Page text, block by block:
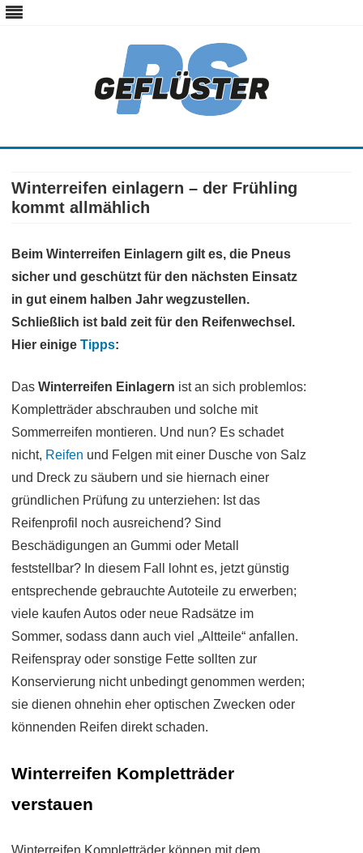
Skip
content
Winterreifen einlagern – der Frühling
kommt allmählich
Beim Winterreifen Einlagern gilt es, die Pneus
sicher und geschützt für den nächsten Einsatz
in gut einem halben Jahr wegzustellen.
Schließlich ist bald zeit für den Reifenwechsel.
Hier einige Tipps:
Das Winterreifen Einlagern ist an sich problemlos:
Kompletträder abschrauben und solche mit
Sommerreifen montieren. Und nun? Es schadet
nicht, Reifen und Felgen mit einer Dusche von Salz
und Dreck zu säubern und sie hiernach einer
gründlichen Prüfung zu unterziehen: Ist das
Reifenprofil noch ausreichend? Sind
Beschädigungen an Gummi oder Metall
feststellbar? In diesem Fall lohnt es, jetzt günstig
entsprechende gebrauchte Autoteile zu erwerben;
viele kaufen Autos oder neue Radsätze im
Sommer, sodass dann auch viel „Altteile“ anfallen.
Reifenspray oder sonstige Fette sollten zur
Konservierung nicht unbedingt genommen werden;
sie dienen ohnehin eher optischen Zwecken oder
könnenden Reifen direkt schaden.
Winterreifen Kompletträder
verstauen
Winterreifen Kompletträder können mit dem